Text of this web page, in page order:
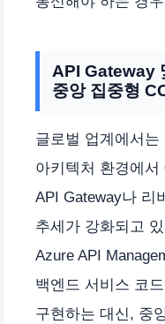
API Gateway
중앙 집중형
글로벌 업계에서
아키텍처 환경에서
API Gateway나 리
추세가 강화되고
Azure API
백엔드 서비스 코
구현하는 대신, 중